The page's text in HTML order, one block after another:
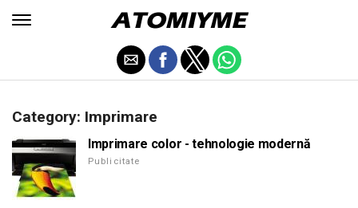
Category: Imprimare
Imprimare color - tehnologie modernă
Publicitate